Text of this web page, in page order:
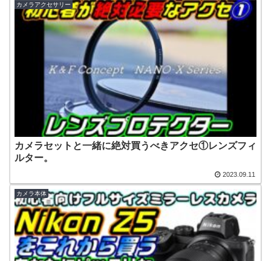
カメラアクセサリー
カメラセットと一緒に絶対買うべきアクセ①レンズフィ
ルター。
2023.09.11
カメラ本体